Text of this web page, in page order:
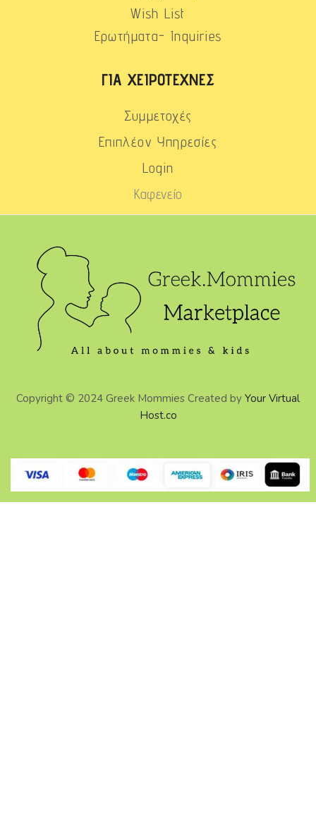
Wish List
Ερωτήματα- Inquiries
ΓΙΑ ΧΕΙΡΟΤΈΧΝΕΣ
Συμμετοχές
Επιπλέον Υπηρεσίες
Login
Καφενείο
Copyright © 2024 Greek Mommies Created by Your Virtual
Host.co